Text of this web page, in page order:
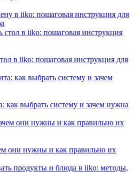
в iiko: пошаговая инструкция для
в iiko: пошаговая инструкция для
как выбрать систему и зачем нужна
они нужны и как правильно их